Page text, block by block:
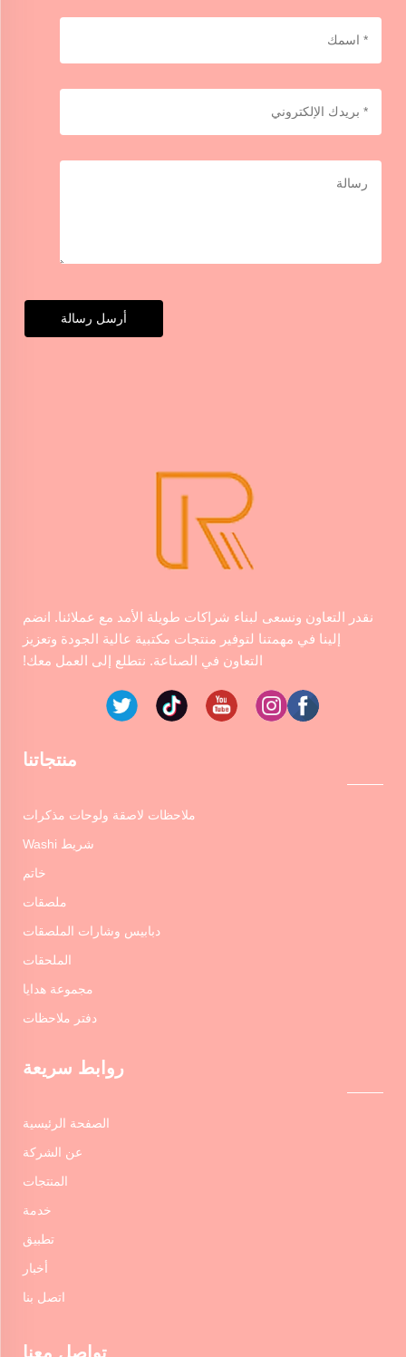
أرسل رسالة
نقدر التعاون ونسعى لبناء شراكات طويلة الأمد مع عملائنا. انضم
إلينا في مهمتنا لتوفير منتجات مكتبية عالية الجودة وتعزيز
التعاون في الصناعة. نتطلع إلى العمل معك!
منتجاتنا
ملاحظات لاصقة ولوحات مذكرات
شريط Washi
خاتم
ملصقات
دبابيس وشارات الملصقات
الملحقات
مجموعة هدايا
دفتر ملاحظات
روابط سريعة
الصفحة الرئيسية
عن الشركة
المنتجات
خدمة
تطبيق
أخبار
اتصل بنا
تواصل معنا